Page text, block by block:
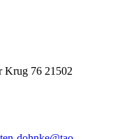
Krug 76 21502